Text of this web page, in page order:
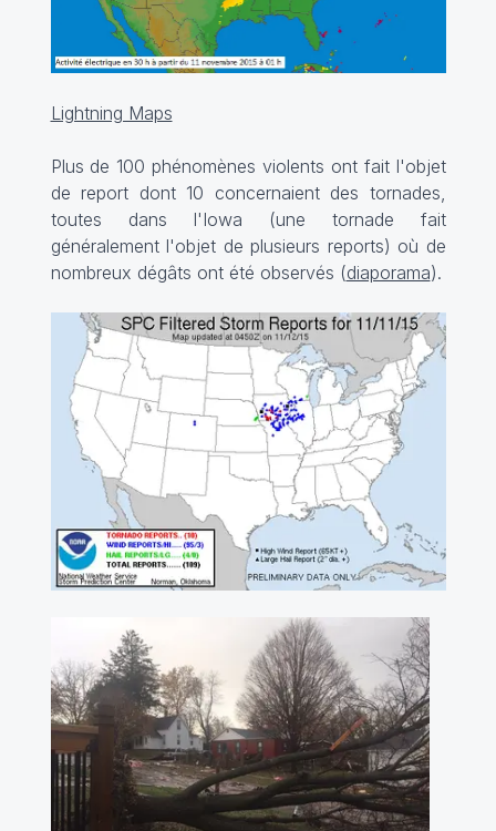
Lightning Maps
Plus de 100 phénomènes violents ont fait l'objet
de report dont 10 concernaient des tornades,
toutes dans l'Iowa (une tornade fait
généralement l'objet de plusieurs reports) où de
nombreux dégâts ont été observés (diaporama).